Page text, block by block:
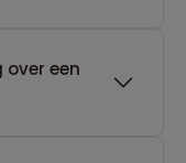
over een